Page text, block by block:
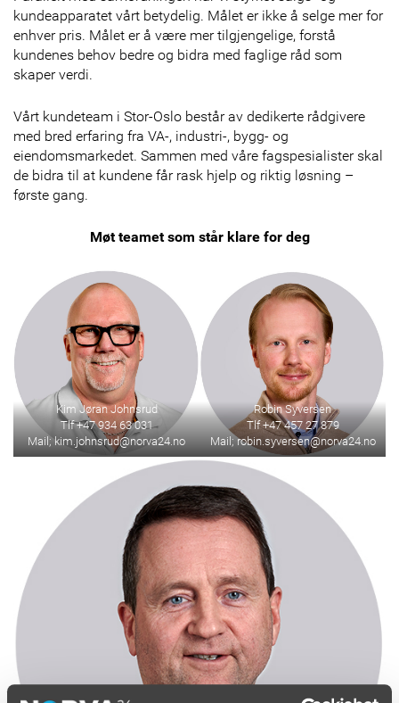
kundeapparatet vårt betydelig. Målet er ikke å selge mer for
enhver pris. Målet er å være mer tilgjengelige, forstå
kundenes behov bedre og bidra med faglige råd som
skaper verdi.
Vårt kundeteam i Stor-Oslo består av dedikerte rådgivere
med bred erfaring fra VA-, industri-, bygg- og
eiendomsmarkedet. Sammen med våre fagspesialister skal
de bidra til at kundene får rask hjelp og riktig løsning –
første gang.
Møt teamet som står klare for deg
Kim Jøran Johnsrud
Tlf +47 934 63 031
Mail; kim.johnsrud@norva24.no
Robin Syversen
Tlf +47 457 27 879
Mail; robin.syversen@norva24.no